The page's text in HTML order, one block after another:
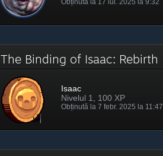
Obținută la 17 iul. 2025 la 9:32
The Binding of Isaac: Rebirth
Isaac
Nivelul 1, 100 XP
Obținută la 7 febr. 2025 la 11:47